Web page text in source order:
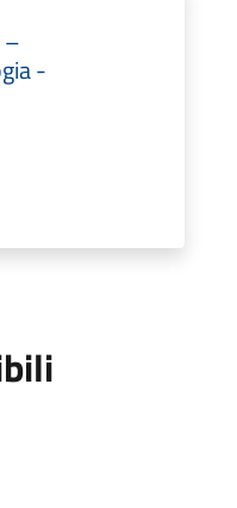
-